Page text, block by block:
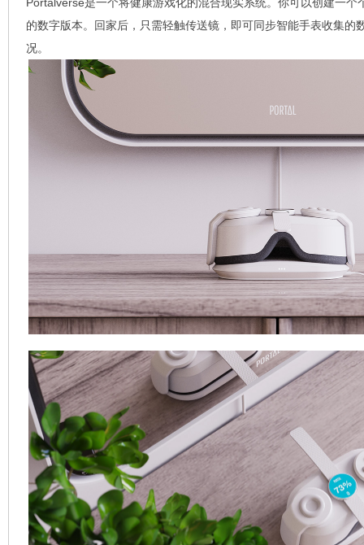
的数字版本。回家后，只需轻触传送镜，即可同步智能手表收集的
况。